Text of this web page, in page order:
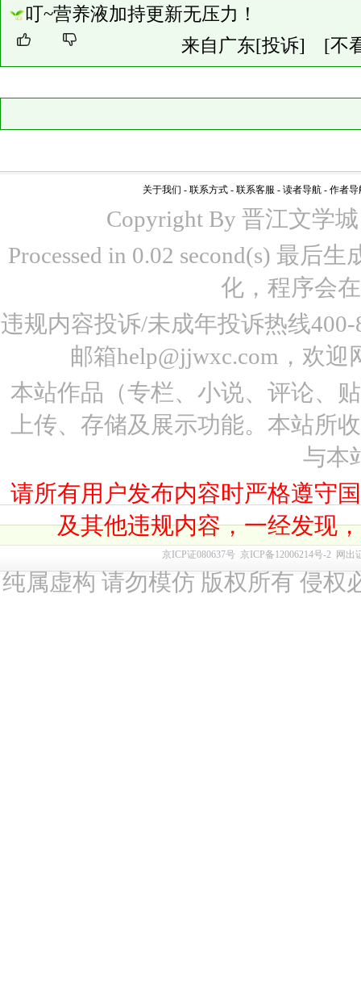
叮~营养液加持更新无压力！
来自广东[投诉] [不
关于我们 - 联系方式 - 联系客服 - 读者导航 - 作者导
Copyright By 晋江文学
Processed in 0.02 second(s) 最后
化，程序会
违规内容投诉/未成年投诉热线
邮箱help@jjwxc.com，欢
本站作品（专栏、小说、评论、
上传、存储及展示功能。本站所
与本
请所有用户发布内容时严格遵守
及其他违规内容，一经发现
京ICP证080637号 京ICP备12006214号-2 网出
纯属虚构 请勿模仿 版权所有 侵权